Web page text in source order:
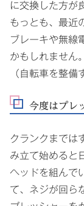
に交換した方が
もっとも、最近
ブレーキや無線
かもしれません。
（自転車を整備
今度はプレ
クランクまでは
み立て始めると
ヘッドを組んで
て、ネジが回ら